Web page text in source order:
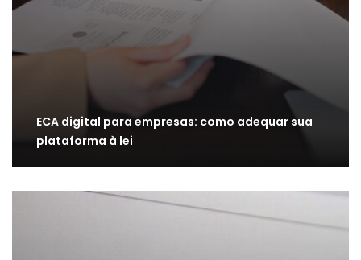
ECA digital para empresas: como adequar sua
plataforma à lei